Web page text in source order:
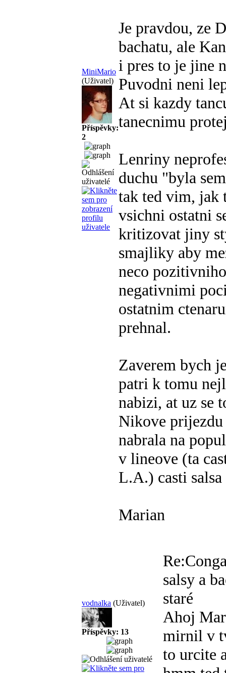
MiniMario
(Uživatel)
Příspěvky:
2
Je pravdou, ze
bachatu, ale
i pres to je jine
Puvodni neni
At si kazdy
tanecnimu
Lenriny
duchu "byla
tak ted vim, jak
vsichni ostatni
kritizovat jiny
smajliky aby
neco
negativnimi
ostatnim
prehnal.
Zaverem bych
patri k tomu
nabizi, at uz se
Nikove prijezdu
nabrala na
v lineove (ta
L.A.) casti
Marian
vodnalka (Uživatel)
Příspěvky: 13
salsy a
staré
Ahoj
mirnil v
to urcite